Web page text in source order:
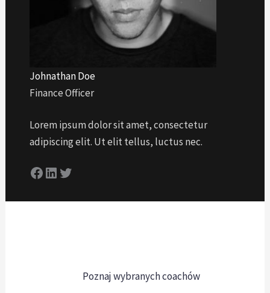
Johnathan Doe
Finance Officer
Lorem ipsum dolor sit amet, consectetur
adipiscing elit. Ut elit tellus, luctus nec.
Facebook LinkedIn Twitter
Poznaj wybranych coachów